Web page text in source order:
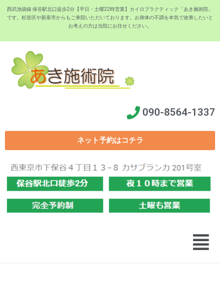
西武池袋線 保谷駅北口徒歩2分【平日・土曜22時営業】カイロプラクティック「あき施術院」
です。杉並区や新座市からもご来院いただいております。お身体の不調を本気で改善したいと
お考えの方は当院にお任せください。
090-8564-1337
ネット予約はコチラ